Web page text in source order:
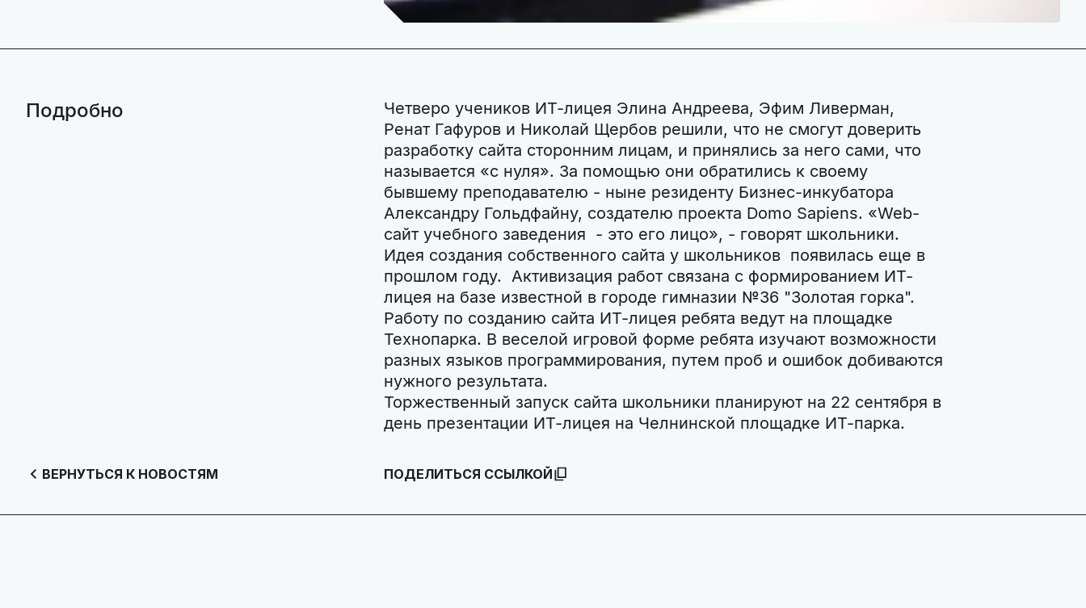
Подробно
Четверо учеников ИТ-лицея Элина Андреева, Эфим Ливерман,
Ренат Гафуров и Николай Щербов решили, что не смогут доверить
разработку сайта сторонним лицам, и принялись за него сами, что
называется «с нуля». За помощью они обратились к своему
бывшему преподавателю - ныне резиденту Бизнес-инкубатора
Александру Гольдфайну, создателю проекта Domo Sapiens. «Web-
сайт учебного заведения - это его лицо», - говорят школьники.
Идея создания собственного сайта у школьников появилась еще в
прошлом году. Активизация работ связана с формированием ИТ-
лицея на базе известной в городе гимназии №36 "Золотая горка".
Работу по созданию сайта ИТ-лицея ребята ведут на площадке
Технопарка. В веселой игровой форме ребята изучают возможности
разных языков программирования, путем проб и ошибок добиваются
нужного результата.
Торжественный запуск сайта школьники планируют на 22 сентября в
день презентации ИТ-лицея на Челнинской площадке ИТ-парка.
ВЕРНУТЬСЯ К НОВОСТЯМ ПОДЕЛИТЬСЯ ССЫЛКОЙ